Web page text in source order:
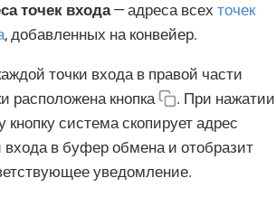
точек входа— адреса всех точек
, добавленных на конвейер.
точки входа в правой части
расположена кнопка
. При нажатии
кнопку система скопирует адрес
входа в буфер обмена и отобразит
уведомление.